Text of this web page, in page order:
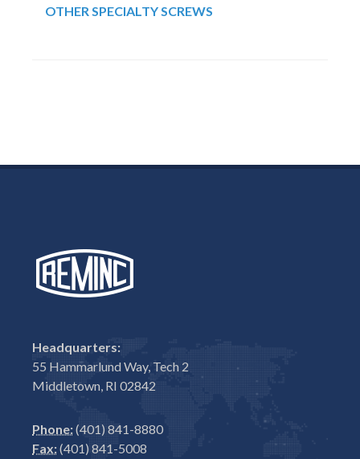
OTHER SPECIALTY SCREWS
Headquarters:
55 Hammarlund Way, Tech 2
Middletown, RI 02842
Phone:(401) 841-8880
Fax:(401) 841-5008